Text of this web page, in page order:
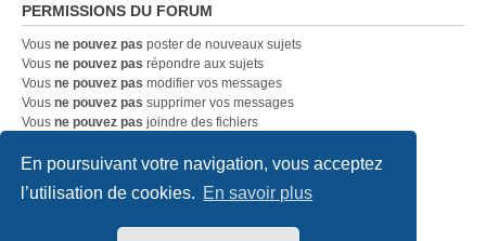
En poursuivant votre navigation, vous acceptez
l’utilisation de cookies. En savoir plus
PERMISSIONS DU FORUM
Vous ne pouvez pas poster de nouveaux sujets
Vous ne pouvez pas répondre aux sujets
Vous ne pouvez pas modifier vos messages
Vous ne pouvez pas supprimer vos messages
Vous ne pouvez pas joindre des fichiers
Accueil Index du forum Nous contacter
phpBB® Forum Software © phpBB Limited